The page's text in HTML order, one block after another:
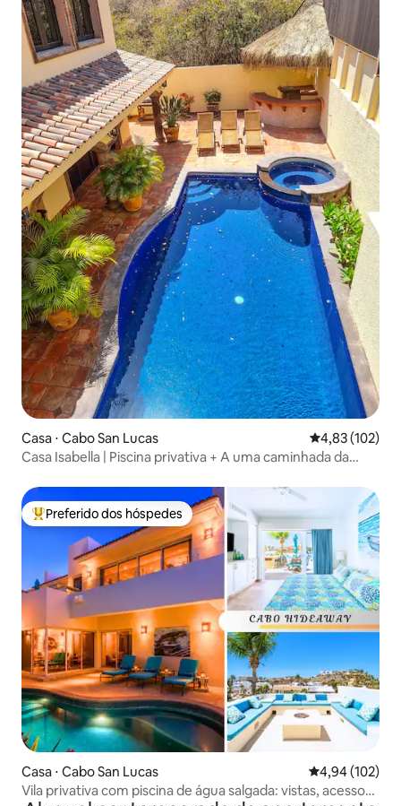
Casa ⋅ Cabo San Lucas 4,83 de uma
4,83 (102)
Casa Isabella | Piscina privativa + A uma caminhada da
Entre os melhores preferidos dos hóspedes
Preferido dos hóspedes
Casa ⋅ Cabo San Lucas 4,94 de uma
4,94 (102)
Vila privativa com piscina de água salgada: vistas, acesso